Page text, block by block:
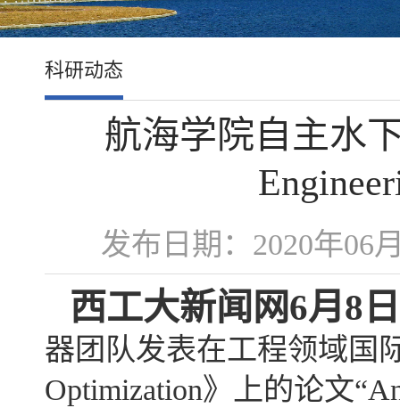
科研动态
航海学院自主水
发布日期：2020年
西工大新闻网6月8
器团队发表在工程领域国
Optimization》上的论文